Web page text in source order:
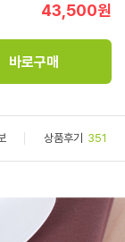
43,500원
바로구매
상품후기 351